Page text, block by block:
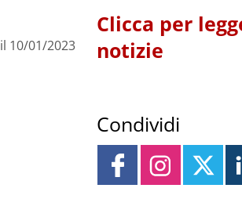
il 10/01/2023
Clicca per
notizie
Condividi